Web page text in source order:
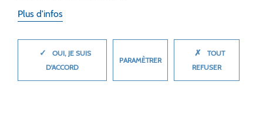
Plus d'infos
✓
OUI, JE SUIS
D'ACCORD
PARAMÈTRER
✗
TOUT
REFUSER
MASQUER